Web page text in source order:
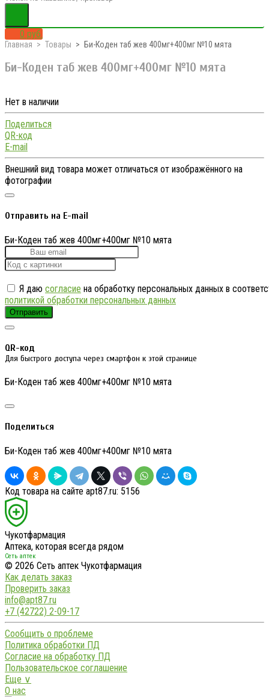
0 руб.
Главная Товары Би-Коден таб жев 400мг+400мг №10 мята
Би-Коден таб жев 400мг+400мг №10 мята
Нет в наличии
Поделиться
QR-код
E-mail
Внешний вид товара может отличаться от изображённого на
фотографии
Отправить на E-mail
Би-Коден таб жев 400мг+400мг №10 мята
Я даю согласие на обработку персональных данных в
политикой обработки персональных данных
Отправить
QR-код
Для быстрого доступа через смартфон к этой странице
Би-Коден таб жев 400мг+400мг №10 мята
Поделиться
Би-Коден таб жев 400мг+400мг №10 мята
Код товара на сайте apt87.ru: 5156
Чукотфармация
Аптека, которая всегда рядом
Сеть аптек
© 2026 Сеть аптек Чукотфармация
Как делать заказ
Проверить заказ
info@apt87.ru
+7 (42722) 2-09-17
Сообщить о проблеме
Политика обработки ПД
Согласие на обработку ПД
Пользовательское соглашение
Еще ∨
О нас